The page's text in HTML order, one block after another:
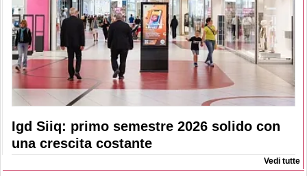
Igd Siiq: primo semestre 2026 solido con
una crescita costante
Vedi tutte